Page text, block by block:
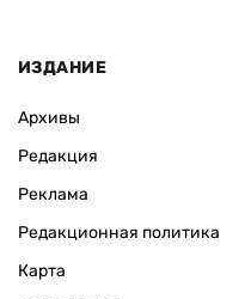
ИЗДАНИЕ
Архивы
Редакция
Реклама
Редакционная политика
Карта